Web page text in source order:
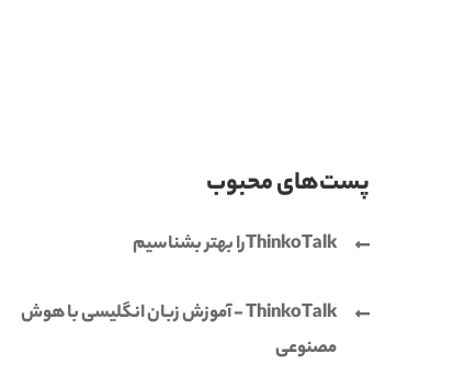
پست‌های محبوب
ThinkoTalkرا بهتر بشناسیم
ThinkoTalk - آموزش زبان انگلیسی با هوش
مصنوعی